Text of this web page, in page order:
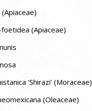
(Apiaceae)
‘Shirazi’ (Moraceae)
(Oleaceae)